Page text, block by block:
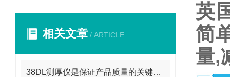
相关文章 / ARTICLE
38DL测厚仪是保证产品质量的关键工具之一
英
简
量,